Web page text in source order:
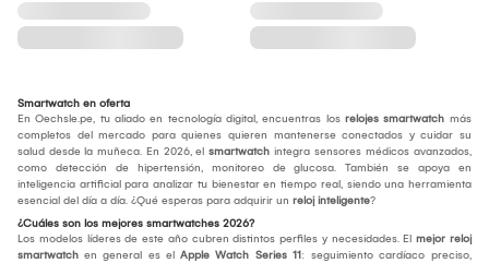
Smartwatch en oferta
En Oechsle.pe, tu aliado en tecnología digital, encuentras los relojes smartwatch más
completos del mercado para quienes quieren mantenerse conectados y cuidar su
salud desde la muñeca. En 2026, el smartwatch integra sensores médicos avanzados,
como detección de hipertensión, monitoreo de glucosa. También se apoya en
inteligencia artificial para analizar tu bienestar en tiempo real, siendo una herramienta
esencial del día a día. ¿Qué esperas para adquirir un reloj inteligente?
¿Cuáles son los mejores smartwatches 2026?
Los modelos líderes de este año cubren distintos perfiles y necesidades. El mejor reloj
smartwatch en general es el Apple Watch Series 11: seguimiento cardíaco preciso,